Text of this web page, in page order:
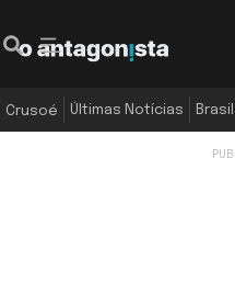
Crusoé Últimas Notícias Brasil